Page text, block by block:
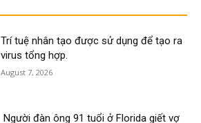
Trí tuệ nhân tạo được sử dụng để tạo ra
virus tổng hợp.
August 7, 2026
Người đàn ông 91 tuổi ở Florida giết vợ